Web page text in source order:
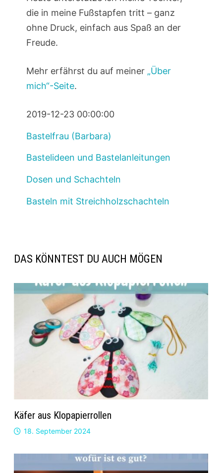
die in meine Fußstapfen tritt – ganz
ohne Druck, einfach aus Spaß an der
Freude.
Mehr erfährst du auf meiner „Über
mich“-Seite.
2019-12-23 00:00:00
Bastelfrau (Barbara)
Bastelideen und Bastelanleitungen
Dosen und Schachteln
Basteln mit Streichholzschachteln
DAS KÖNNTEST DU AUCH MÖGEN
Käfer aus Klopapierrollen
18. September 2024